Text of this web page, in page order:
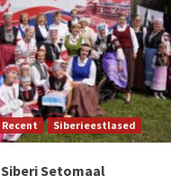
Recent Siberieestlased
Siberi Setomaal